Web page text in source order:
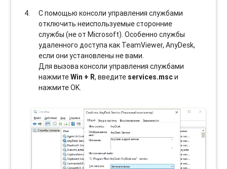
С помощью консоли управления службами
отключить неиспользуемые сторонние
службы (не от Microsoft). Особенно службы
удаленного доступа как TeamViewer, AnyDesk,
если они установлены не вами.
Для вызова консоли управления службами
нажмитеWin + R, введите services.mscи
нажмите OK.